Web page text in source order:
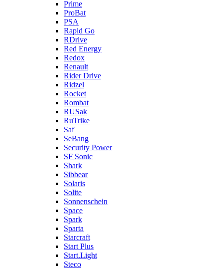
Prime
ProBat
PSA
Rapid Go
RDrive
Red Energy
Redox
Renault
Rider Drive
Ridzel
Rocket
Rombat
RUSak
RuTrike
Saf
SeBang
Security Power
SF Sonic
Shark
Sibbear
Solaris
Solite
Sonnenschein
Space
Spark
Sparta
Starcraft
Start Plus
Start.Light
Steco